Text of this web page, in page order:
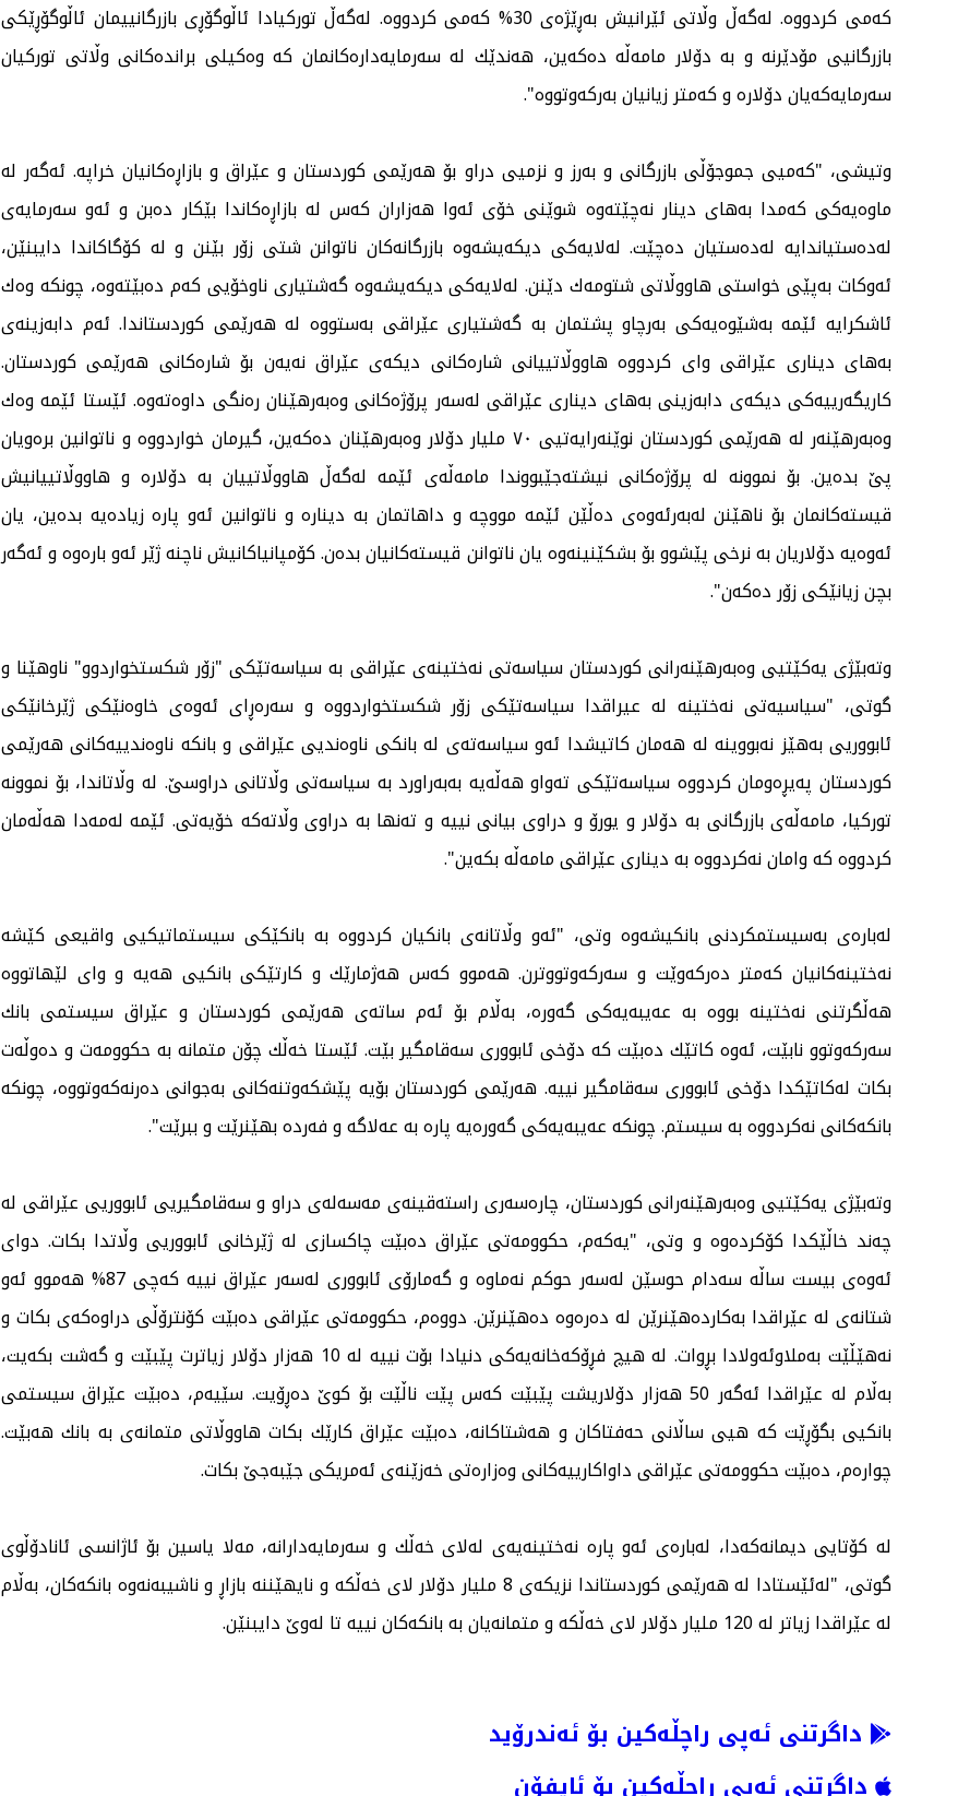
كەمی كردووە. لەگەڵ وڵاتی ئێرانیش بەڕێژەی 30% كەمی كردووە. لەگەڵ توركیادا ئاڵوگۆڕی بازرگانییمان ئاڵوگۆڕێكی
بازرگانیی مۆدێرنە و بە دۆلار مامەڵە دەكەین، هەندێك لە سەرمایەدارەكانمان كە وەكیلی براندەكانی وڵاتی توركیان
سەرمایەكەیان دۆلارە و كەمتر زیانیان بەركەوتووە".
وتیشی، "كەمیی جموجۆڵی بازرگانی و بەرز و نزمیی دراو بۆ هەرێمی كوردستان و عێراق و بازاڕەكانیان خراپە. ئەگەر لە
ماوەیەكی كەمدا بەهای دینار نەچێتەوە شوێنی خۆی ئەوا هەزاران كەس لە بازاڕەكاندا بێكار دەبن و ئەو سەرمایەی
لەدەستیاندایە لەدەستیان دەچێت. لەلایەكی دیكەیشەوە بازرگانەكان ناتوانن شتی زۆر بێنن و لە كۆگاكاندا دایبنێن،
ئەوكات بەپێی خواستی هاووڵاتی شتومەك دێنن. لەلایەكی دیكەیشەوە گەشتیاری ناوخۆیی كەم دەبێتەوە، چونكە وەك
ئاشكرایە ئێمە بەشێوەیەكی بەرچاو پشتمان بە گەشتیاری عێراقی بەستووە لە هەرێمی كوردستاندا. ئەم دابەزینەی
بەهای دیناری عێراقی وای كردووە هاووڵاتییانی شارەكانی دیكەی عێراق نەیەن بۆ شارەكانی هەرێمی كوردستان.
كاریگەرییەكی دیكەی دابەزینی بەهای دیناری عێراقی لەسەر پرۆژەكانی وەبەرهێنان رەنگی داوەتەوە. ئێستا ئێمە وەك
وەبەرهێنەر لە هەرێمی كوردستان نوێنەرایەتیی ٧٠ ملیار دۆلار وەبەرهێنان دەكەین، گیرمان خواردووە و ناتوانین برەویان
پێ بدەین. بۆ نموونە لە پرۆژەكانی نیشتەجێبووندا مامەڵەی ئێمە لەگەڵ هاووڵاتییان بە دۆلارە و هاووڵاتییانیش
قیستەكانمان بۆ ناهێنن لەبەرئەوەی دەڵێن ئێمە مووچە و داهاتمان بە دینارە و ناتوانین ئەو پارە زیادەیە بدەین، یان
ئەوەیە دۆلاریان بە نرخی پێشوو بۆ بشكێنینەوە یان ناتوانن قیستەكانیان بدەن. كۆمپانیاكانیش ناچنە ژێر ئەو بارەوە و ئەگەر
بچن زیانێكی زۆر دەكەن".
وتەبێژی یەكێتیی وەبەرهێنەرانی كوردستان سیاسەتی نەختینەی عێراقی بە سیاسەتێكی "زۆر شكستخواردوو" ناوهێنا و
گوتی، "سیاسیەتی نەختینە لە عیراقدا سیاسەتێكی زۆر شكستخواردووە و سەرەڕای ئەوەی خاوەنێكی ژێرخانێكی
ئابووریی بەهێز نەبووینە لە هەمان كاتیشدا ئەو سیاسەتەی لە بانكی ناوەندیی عێراقی و بانكە ناوەندییەكانی هەرێمی
كوردستان پەیڕەومان كردووە سیاسەتێكی تەواو هەڵەیە بەبەراورد بە سیاسەتی وڵاتانی دراوسێ. لە وڵاتاندا، بۆ نموونە
توركیا، مامەڵەی بازرگانی بە دۆلار و یورۆ و دراوی بیانی نییە و تەنها بە دراوی وڵاتەكە خۆیەتی. ئێمە لەمەدا هەڵەمان
كردووە كە وامان نەكردووە بە دیناری عێراقی مامەڵە بكەین".
لەبارەی بەسیستمكردنی بانكیشەوە وتی، "ئەو وڵاتانەی بانكیان كردووە بە بانكێكی سیستماتیكیی واقیعی كێشە
نەختینەكانیان كەمتر دەركەوێت و سەركەوتووترن. هەموو كەس هەژمارێك و كارتێكی بانكیی هەیە و وای لێهاتووە
هەڵگرتنی نەختینە بووە بە عەیبەیەكی گەورە، بەڵام بۆ ئەم ساتەی هەرێمی كوردستان و عێراق سیستمی بانك
سەركەوتوو نابێت، ئەوە كاتێك دەبێت كە دۆخی ئابووری سەقامگیر بێت. ئێستا خەڵك چۆن متمانە بە حكوومەت و دەوڵەت
بكات لەكاتێكدا دۆخی ئابووری سەقامگیر نییە. هەرێمی كوردستان بۆیە پێشكەوتنەكانی بەجوانی دەرنەكەوتووە، چونكە
بانكەكانی نەكردووە بە سیستم. چونكە عەیبەیەكی گەورەیە پارە بە عەلاگە و فەردە بهێنرێت و ببرێت".
وتەبێژی یەكێتیی وەبەرهێنەرانی كوردستان، چارەسەری راستەقینەی مەسەلەی دراو و سەقامگیریی ئابووریی عێراقی لە
چەند خاڵێكدا كۆكردەوە و وتی، "یەكەم، حكوومەتی عێراق دەبێت چاكسازی لە ژێرخانی ئابووریی وڵاتدا بكات. دوای
ئەوەی بیست ساڵە سەدام حوسێن لەسەر حوكم نەماوە و گەمارۆی ئابووری لەسەر عێراق نییە كەچی 87% هەموو ئەو
شتانەی لە عێراقدا بەكاردەهێنرێن لە دەرەوە دەهێنرێن. دووەم، حكوومەتی عێراقی دەبێت كۆنترۆڵی دراوەكەی بكات و
نەهێڵێت بەملاوئەولادا بڕوات. لە هیچ فڕۆكەخانەیەكی دنیادا بۆت نییە لە 10 هەزار دۆلار زیاترت پێبێت و گەشت بكەیت،
بەڵام لە عێراقدا ئەگەر 50 هەزار دۆلاریشت پێبێت كەس پێت ناڵێت بۆ كوێ دەڕۆیت. سێیەم، دەبێت عێراق سیستمی
بانكیی بگۆڕێت كە هیی ساڵانی حەفتاكان و هەشتاكانە، دەبێت عێراق كارێك بكات هاووڵاتی متمانەی بە بانك هەبێت.
چوارەم، دەبێت حكوومەتی عێراقی داواكارییەكانی وەزارەتی خەزێنەی ئەمریكی جێبەجێ بكات.
لە كۆتایی دیمانەكەدا، لەبارەی ئەو پارە نەختینەیەی لەلای خەڵك و سەرمایەدارانە، مەلا یاسین بۆ ئاژانسی ئانادۆڵوی
گوتی، "لەئێستادا لە هەرێمی كوردستاندا نزیكەی 8 ملیار دۆلار لای خەڵكە و نایهێننە بازاڕ و ناشیبەنەوە بانكەكان، بەڵام
لە عێراقدا زیاتر لە 120 ملیار دۆلار لای خەڵكە و متمانەیان بە بانكەكان نییە تا لەوێ دایبنێن.
داگرتنی ئەپی راچڵەکین بۆ ئەندرۆید
داگرتنی ئەپی راچڵەکین بۆ ئایفۆن